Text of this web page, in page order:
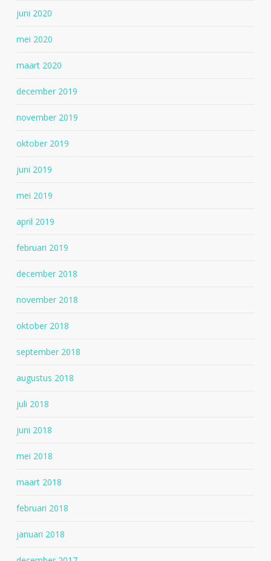
juni 2020
mei 2020
maart 2020
december 2019
november 2019
oktober 2019
juni 2019
mei 2019
april 2019
februari 2019
december 2018
november 2018
oktober 2018
september 2018
augustus 2018
juli 2018
juni 2018
mei 2018
maart 2018
februari 2018
januari 2018